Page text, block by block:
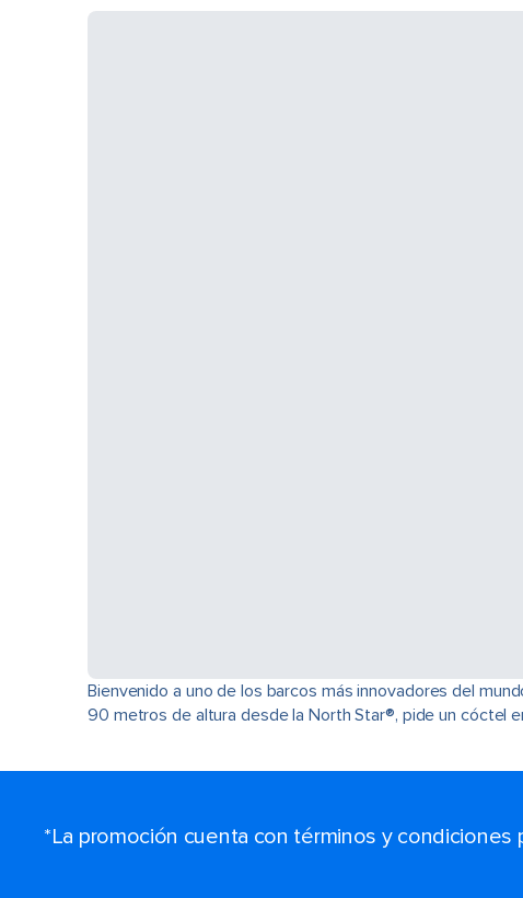
Bienvenido a uno de los barcos más innovadores del
90 metros de altura desde la North Star®, pide un cóctel
*La promoción cuenta con términos y condiciones